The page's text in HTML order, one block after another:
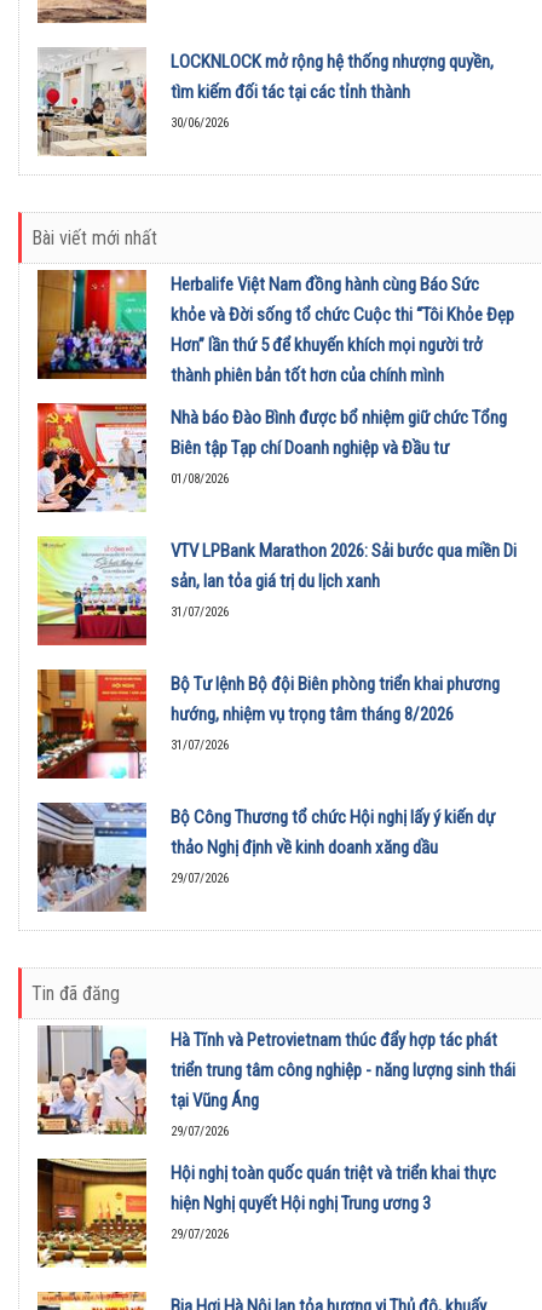
LOCKNLOCK mở rộng hệ thống nhượng quyền,
tìm kiếm đối tác tại các tỉnh thành
30/06/2026
Bài viết mới nhất
Herbalife Việt Nam đồng hành cùng Báo Sức
khỏe và Đời sống tổ chức Cuộc thi “Tôi Khỏe Đẹp
Hơn” lần thứ 5 để khuyến khích mọi người trở
thành phiên bản tốt hơn của chính mình
01/08/2026
Nhà báo Đào Bình được bổ nhiệm giữ chức Tổng
Biên tập Tạp chí Doanh nghiệp và Đầu tư
01/08/2026
VTV LPBank Marathon 2026: Sải bước qua miền Di
sản, lan tỏa giá trị du lịch xanh
31/07/2026
Bộ Tư lệnh Bộ đội Biên phòng triển khai phương
hướng, nhiệm vụ trọng tâm tháng 8/2026
31/07/2026
Bộ Công Thương tổ chức Hội nghị lấy ý kiến dự
thảo Nghị định về kinh doanh xăng dầu
29/07/2026
Tin đã đăng
Hà Tĩnh và Petrovietnam thúc đẩy hợp tác phát
triển trung tâm công nghiệp - năng lượng sinh thái
tại Vũng Áng
29/07/2026
Hội nghị toàn quốc quán triệt và triển khai thực
hiện Nghị quyết Hội nghị Trung ương 3
29/07/2026